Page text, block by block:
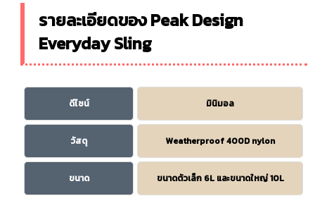
รายละเอียดของ Peak Design
Everyday Sling
ดีไซน์ มินิมอล
วัสดุ Weatherproof 400D nylon
ขนาด ขนาดตัวเล็ก 6L และขนาดใหญ่ 10L